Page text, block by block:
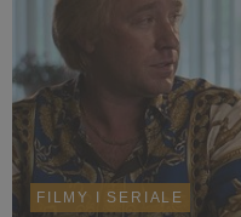
FILMY I SERIALE